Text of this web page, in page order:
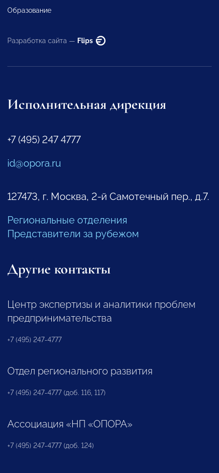
Образование
Разработка сайта — Flips
Исполнительная дирекция
+7 (495) 247 4777
id@opora.ru
127473, г. Москва, 2-й Самотечный пер., д.7.
Региональные отделения
Представители за рубежом
Другие контакты
Центр экспертизы и аналитики проблем
предпринимательства
+7 (495) 247-4777
Отдел регионального развития
+7 (495) 247-4777 (доб. 116, 117)
Ассоциация «НП «ОПОРА»
+7 (495) 247-4777 (доб. 124)